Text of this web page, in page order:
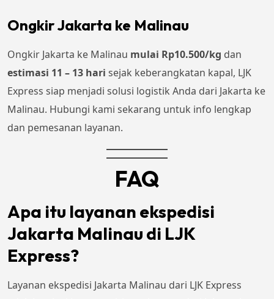
Ongkir Jakarta ke Malinau
Ongkir Jakarta ke Malinau mulai Rp10.500/kg dan
estimasi 11 – 13 hari sejak keberangkatan kapal, LJK
Express siap menjadi solusi logistik Anda dari Jakarta ke
Malinau. Hubungi kami sekarang untuk info lengkap
dan pemesanan layanan.
FAQ
Apa itu layanan ekspedisi
Jakarta Malinau di LJK
Express?
Layanan ekspedisi Jakarta Malinau dari LJK Express